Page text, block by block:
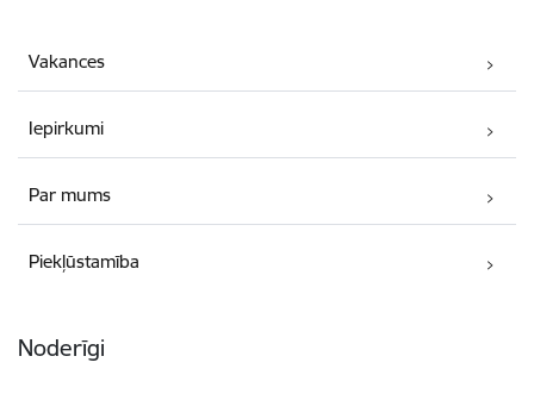
Vakances
Iepirkumi
Par mums
Piekļūstamība
Noderīgi